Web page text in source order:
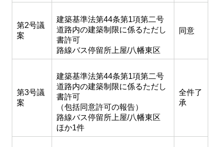
第2号議
案
建築基準法第44条第1項第二号
道路内の建築制限に係るただし
書許可
路線バス停留所上屋/八幡東区
同意
第3号議
案
建築基準法第44条第1項第二号
道路内の建築制限に係るただし
書許可
（包括同意許可の報告）
路線バス停留所上屋/八幡東区
ほか1件
全件了
承